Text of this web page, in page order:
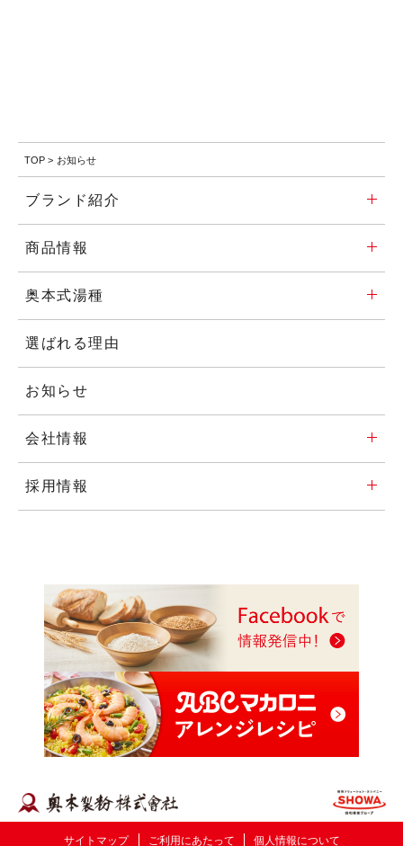
TOP > お知らせ
ブランド紹介
商品情報
奥本式湯種
選ばれる理由
お知らせ
会社情報
採用情報
サイトマップ ご利用にあたって 個人情報について